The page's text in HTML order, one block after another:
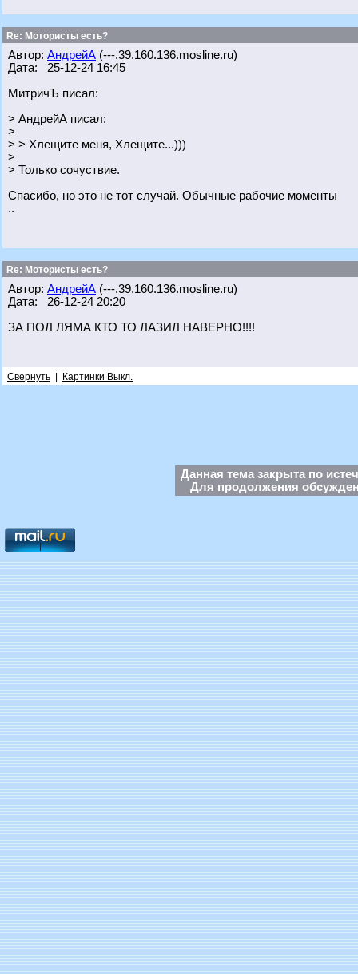
Re: Мотористы есть?
Автор: АндрейА (---.39.160.136.mosline.ru)
Дата: 25-12-24 16:45
МитричЪ писал:
> АндрейА писал:
>
> > Хлещите меня, Хлещите...)))
>
> Только сочуствие.
Спасибо, но это не тот случай. Обычные рабочие моменты
..
Re: Мотористы есть?
Автор: АндрейА (---.39.160.136.mosline.ru)
Дата: 26-12-24 20:20
ЗА ПОЛ ЛЯМА КТО ТО ЛАЗИЛ НАВЕРНО!!!!
Свернуть Картинки Выкл.
Данная тема закрыта по
Для продолжения